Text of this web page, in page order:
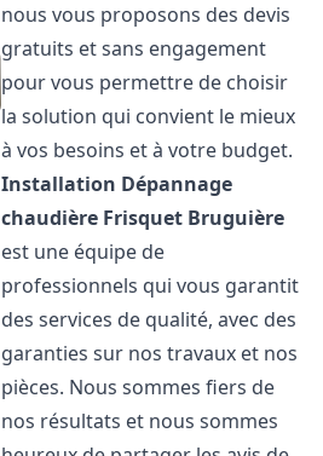
nous vous proposons des devis
gratuits et sans engagement
pour vous permettre de choisir
la solution qui convient le mieux
à vos besoins et à votre budget.
Installation Dépannage
chaudière Frisquet Bruguière
est une équipe de
professionnels qui vous garantit
des services de qualité, avec des
garanties sur nos travaux et nos
pièces. Nous sommes fiers de
nos résultats et nous sommes